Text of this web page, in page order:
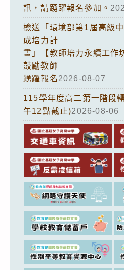
訊，請踴躍報名參加。
檢送「環境部第1屆高級
成培力計
畫」【教師培力永續工作
鼓勵教師
踴躍報名2026-08-07
115學年度高二第一階段
午12點截止)2026-08-06